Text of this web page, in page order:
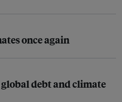
once again
debt and climate